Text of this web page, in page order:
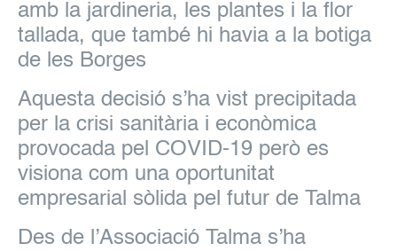
amb la jardineria, les plantes i la flor
tallada, que també hi havia a la botiga
de les Borges
Aquesta decisió s’ha vist precipitada
per la crisi sanitària i econòmica
provocada pel COVID-19 però es
visiona com una oportunitat
empresarial sòlida pel futur de Talma
Des de l’Associació Talma s’ha